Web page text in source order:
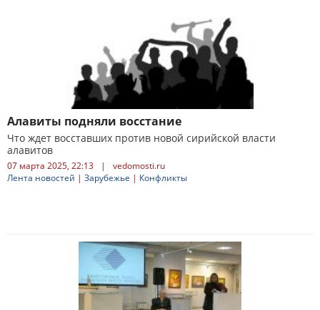
Алавиты подняли восстание
Что ждет восставших против новой сирийской власти
алавитов
07 марта 2025, 22:13 |
vedomosti.ru
Лента новостей | Зарубежье | Конфликты